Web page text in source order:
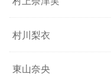
村川梨衣
東山奈央